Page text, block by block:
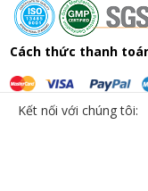
Cách thức thanh
Kết nối với chúng tôi: